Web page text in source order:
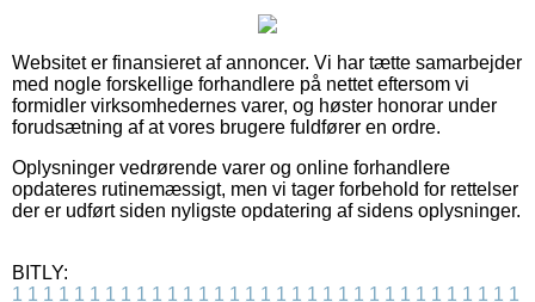
Websitet er finansieret af annoncer. Vi har tætte samarbejder
med nogle forskellige forhandlere på nettet eftersom vi
formidler virksomhedernes varer, og høster honorar under
forudsætning af at vores brugere fuldfører en ordre.
Oplysninger vedrørende varer og online forhandlere
opdateres rutinemæssigt, men vi tager forbehold for rettelser
der er udført siden nyligste opdatering af sidens oplysninger.
BITLY:
1 1 1 1 1 1 1 1 1 1 1 1 1 1 1 1 1 1 1 1 1 1 1 1 1 1 1 1 1 1 1 1 1